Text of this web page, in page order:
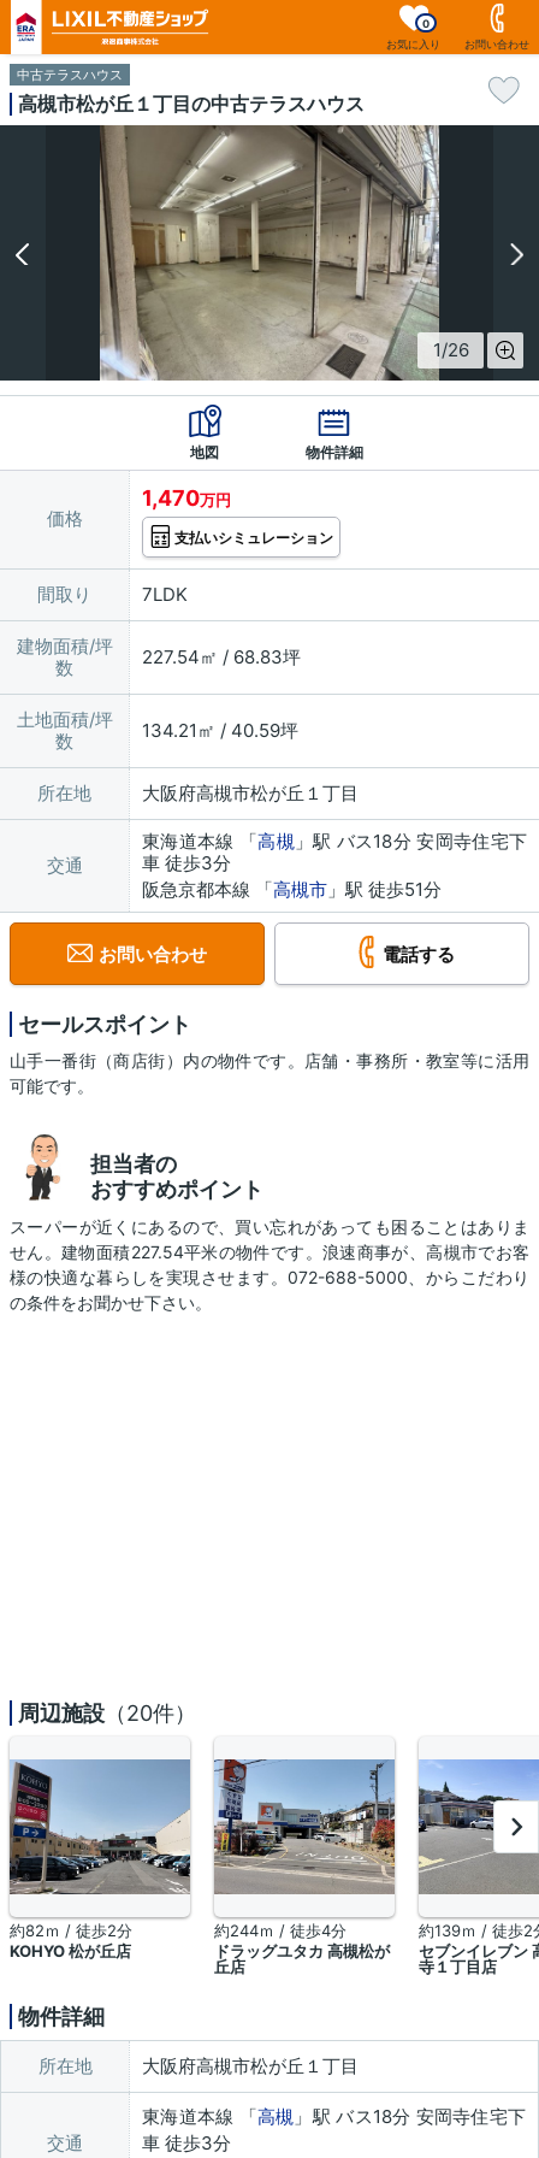
お気に入り
0
お問い合わせ
中古テラスハウス
高槻市松が丘１丁目の中古テラスハウス
1/26
地図 物件詳細
価格
1,470万円
支払いシミュレーション
間取り 7LDK
建物面積/坪
数
227.54㎡ / 68.83坪
土地面積/坪
数
134.21㎡ / 40.59坪
所在地 大阪府高槻市松が丘１丁目
交通
東海道本線 「高槻」駅 バス18分 安岡寺住宅下
車 徒歩3分
阪急京都本線 「高槻市 」駅 徒歩51分
お問い合わせ 電話する
セールスポイント
山手一番街（商店街）内の物件です。店舗・事務所・教室等に活用
可能です。
担当者の
おすすめポイント
スーパーが近くにあるので、買い忘れがあっても困ることはありま
せん。建物面積227.54平米の物件です。浪速商事が、高槻市でお客
様の快適な暮らしを実現させます。072-688-5000、からこだわり
の条件をお聞かせ下さい。
周辺施設 （20件）
約82ｍ / 徒歩2分
KOHYO 松が丘店
約244ｍ / 徒歩4分
ドラッグユタカ 高槻松が
丘店
約139ｍ / 徒歩2
セブンイレブン
寺１丁目店
物件詳細
所在地 大阪府高槻市松が丘１丁目
交通
東海道本線 「高槻 」駅 バス18分 安岡寺住宅下
車 徒歩3分